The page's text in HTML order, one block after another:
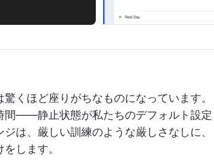
くほど座りがちなものになっています。
間——静止状態が私たちのデフォルト設定
は、厳しい訓練のような厳しさなしに、
します。